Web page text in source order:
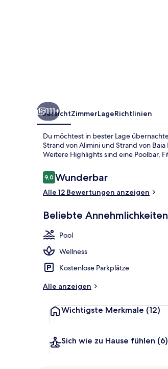
111+
ÜbersichtZimmerLageRichtlinien
Du möchtest in bester Lage
Strand von Alimini und Strand von
Weitere Highlights sind eine Poolbar,
Bewertungen
9,09,0 von 10.
Wunderbar
Alle 12 Bewertungen anzeigen
Beliebte Annehmlichkeiten
Pool
Wellness
Kostenlose Parkplätze
Alle anzeigen
Wichtigste Merkmale (12)
Sich wie zu Hause fühlen (6)